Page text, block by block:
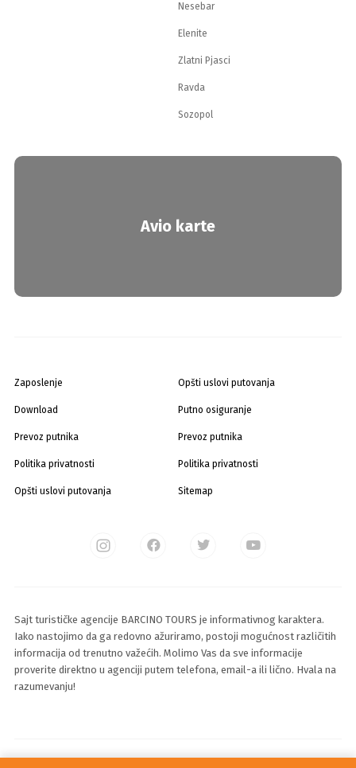
Nesebar
Elenite
Zlatni Pjasci
Ravda
Sozopol
Avio karte
Zaposlenje
Download
Prevoz putnika
Politika privatnosti
Opšti uslovi putovanja
Opšti uslovi putovanja
Putno osiguranje
Prevoz putnika
Politika privatnosti
Sitemap
Sajt turističke agencije BARCINO TOURS je informativnog karaktera.
Iako nastojimo da ga redovno ažuriramo, postoji mogućnost različitih
informacija od trenutno važećih. Molimo Vas da sve informacije
proverite direktno u agenciji putem telefona, email-a ili lično. Hvala na
razumevanju!